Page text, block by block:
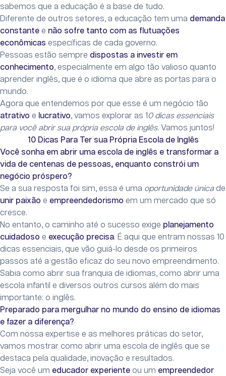
sabemos que a educação é a base de tudo.
Diferente de outros setores, a educação tem uma demanda
constante e não sofre tanto com as flutuações
econômicas específicas de cada governo.
Pessoas estão sempre dispostas a investir em
conhecimento, especialmente em algo tão valioso quanto
aprender inglês, que é o idioma que abre as portas para o
mundo.
Agora que entendemos por que esse é um negócio tão
atrativo e lucrativo, vamos explorar as 10 dicas essenciais
para você abrir sua própria escola de inglês. Vamos juntos!
10 Dicas Para Ter sua Própria Escola de Inglês
Você sonha em abrir uma escola de inglês e transformar a
vida de centenas de pessoas, enquanto constrói um
negócio próspero?
Se a sua resposta foi sim, essa é uma oportunidade únicade
unir paixão e empreendedorismo em um mercado que só
cresce.
No entanto, o caminho até o sucesso exige planejamento
cuidadoso e execução precisa. É aqui que entram nossas 10
dicas essenciais, que vão guiá-lo desde os primeiros
passos até a gestão eficaz do seu novo empreendimento.
Sabia como abrir sua franquia de idiomas, como abrir uma
escola infantil e diversos outros cursos além do mais
importante: o inglês.
Preparado para mergulhar no mundo do ensino de idiomas
e fazer a diferença?
Com nossa expertise e as melhores práticas do setor,
vamos mostrar como abrir uma escola de inglês que se
destaca pela qualidade, inovação e resultados.
Seja você um educador experiente ou um empreendedor